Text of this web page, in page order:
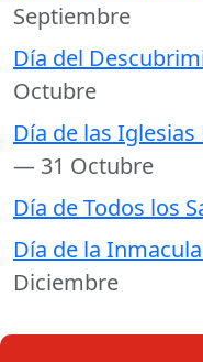
Septiembre
Día del
Octubre
Día de las
— 31 Octubre
Día de Todos los
Día de la
Diciembre